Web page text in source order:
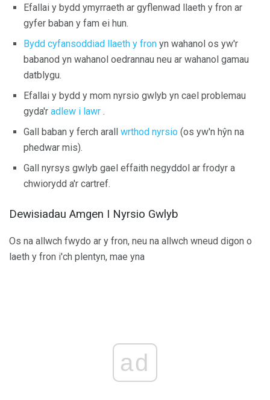
Efallai y bydd ymyrraeth ar gyflenwad llaeth y fron ar
gyfer baban y fam ei hun.
Bydd cyfansoddiad llaeth y fron yn wahanol os yw'r
babanod yn wahanol oedrannau neu ar wahanol gamau
datblygu.
Efallai y bydd y mom nyrsio gwlyb yn cael problemau
gyda'r adlew i lawr .
Gall baban y ferch arall wrthod nyrsio (os yw'n hŷn na
phedwar mis).
Gall nyrsys gwlyb gael effaith negyddol ar frodyr a
chwiorydd a'r cartref.
Dewisiadau Amgen I Nyrsio Gwlyb
Os na allwch fwydo ar y fron, neu na allwch wneud digon o
laeth y fron i'ch plentyn, mae yna
ad